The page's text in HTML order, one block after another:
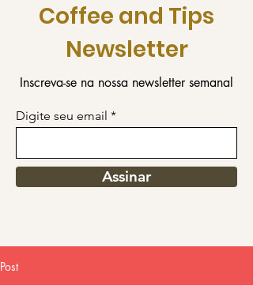
Coffee and Tips
Newsletter
Inscreva-se na nossa newsletter semanal
Digite seu email
Assinar
Post